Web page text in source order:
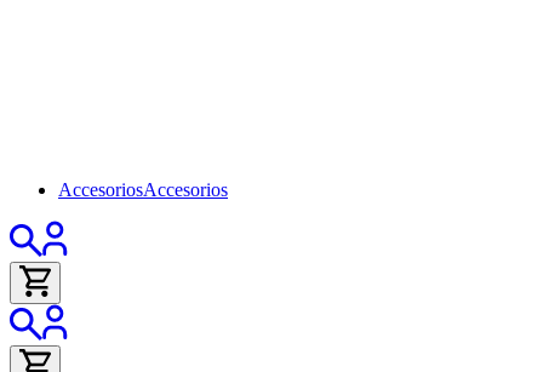
AccesoriosAccesorios